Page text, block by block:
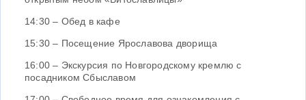
14:30 – Обед в кафе
15:30 – Посещение Ярославова дворища
16:00 – Экскурсия по Новгородскому кремлю с
посадником Сбыславом